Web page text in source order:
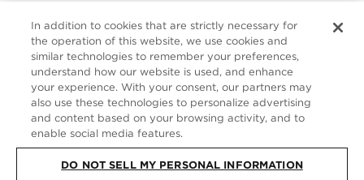
UNITED STATES
It looks like you are visiting us from United States,
but you are currently browsing our France store.
Would you like to be redirected to your local site?
SHOP IN UNITED STATES
SERVICE CLIENT
À PROPOS
FOLLOW US
In addition to cookies that are strictly necessary for
the operation of this website, we use cookies and
similar technologies to remember your preferences,
understand how our website is used, and enhance
your experience. With your consent, our partners may
also use these technologies to personalize advertising
and content based on your browsing activity, and to
enable social media features.
DO NOT SELL MY PERSONAL INFORMATION